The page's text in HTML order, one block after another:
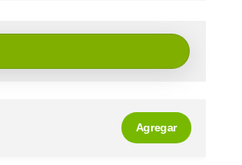
Agregar